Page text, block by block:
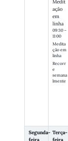
Medit
ação
em
linha
09:30 –
11:00
Medita
ção em
linha
Recorr
e
semana
lmente
Segunda-
feira
Terça-
feira